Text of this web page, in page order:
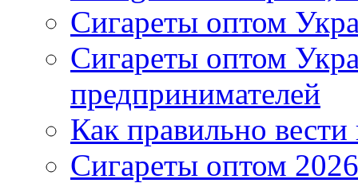
Сигареты оптом
Сигареты оптом
предпринимателей
Как правильно
Сигареты оптом